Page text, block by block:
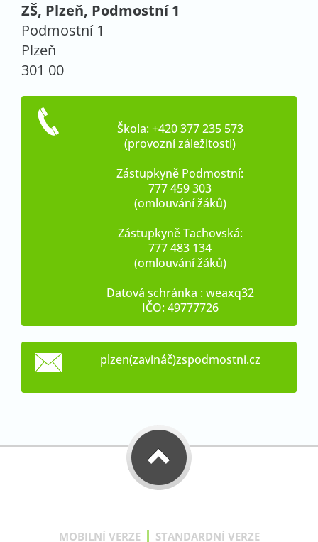
ZŠ, Plzeň, Podmostní 1
Podmostní 1
Plzeň
301 00
Škola: +420 377 235 573
(provozní záležitosti)
Zástupkyně Podmostní:
777 459 303
(omlouvání žáků)
Zástupkyně Tachovská:
777 483 134
(omlouvání žáků)
Datová schránka : weaxq32
IČO: 49777726
plzen(zavináč)zspodmostni.cz
MOBILNÍ VERZE | STANDARDNÍ VERZE